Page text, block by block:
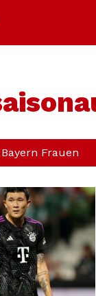
Bayern Frauen